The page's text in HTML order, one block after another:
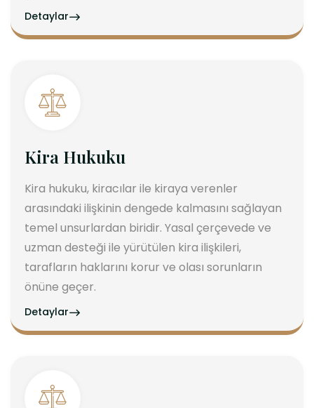
Detaylar
Kira Hukuku
Kira hukuku, kiracılar ile kiraya verenler
arasındaki ilişkinin dengede kalmasını sağlayan
temel unsurlardan biridir. Yasal çerçevede ve
uzman desteği ile yürütülen kira ilişkileri,
tarafların haklarını korur ve olası sorunların
önüne geçer.
Detaylar